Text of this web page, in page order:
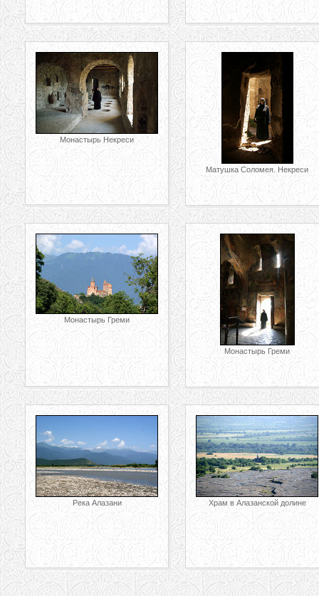
Монастырь Некреси
Матушка Соломея. Некреси
Монастырь Греми
Монастырь Греми
Река Алазани Храм в Алазанской долине